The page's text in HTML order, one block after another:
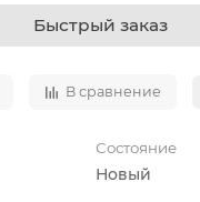
Быстрый заказ
В сравнение
Состояние
Новый